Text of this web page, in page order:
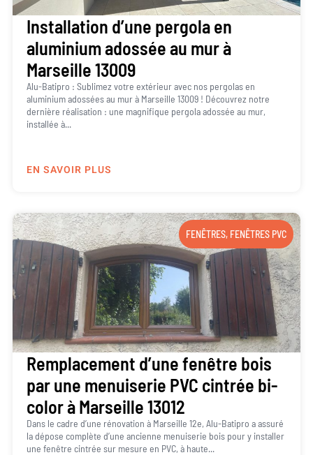
Installation d’une pergola en
aluminium adossée au mur à
Marseille 13009
Alu-Batipro : Sublimez votre extérieur avec nos pergolas en
aluminium adossées au mur à Marseille 13009 ! Découvrez notre
dernière réalisation : une magnifique pergola adossée au mur,
installée à...
EN SAVOIR PLUS
FENÊTRES, FENÊTRES PVC
Remplacement d’une fenêtre bois
par une menuiserie PVC cintrée bi-
color à Marseille 13012
Dans le cadre d’une rénovation à Marseille 12e, Alu-Batipro a assuré
la dépose complète d’une ancienne menuiserie bois pour y installer
une fenêtre cintrée sur mesure en PVC, à haute...